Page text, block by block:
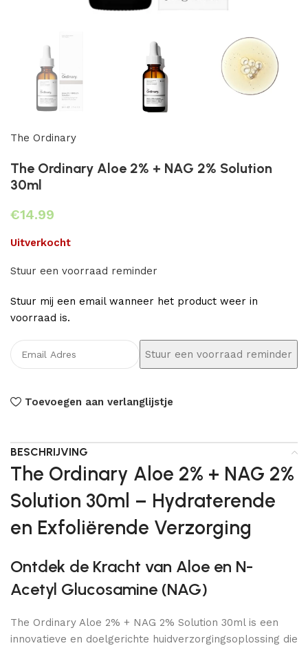
The Ordinary
The Ordinary Aloe 2% + NAG 2% Solution
30ml
€
Uitverkocht
Stuur een voorraad reminder
Stuur mij een email wanneer het product weer in
voorraad is.
Toevoegen aan verlanglijstje
BESCHRIJVING
The Ordinary Aloe 2% + NAG 2%
Solution 30ml – Hydraterende
en Exfoliërende Verzorging
Ontdek de Kracht van Aloe en N-
Acetyl Glucosamine (NAG)
The Ordinary Aloe 2% + NAG 2% Solution 30ml is een
innovatieve en doelgerichte huidverzorgingsoplossing die